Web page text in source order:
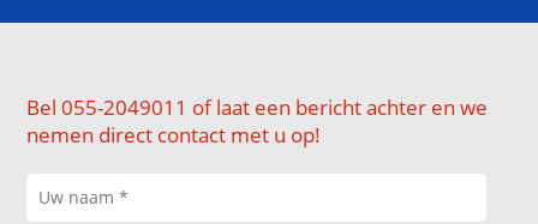
Bel 055-2049011 of laat een bericht achter en we
nemen direct contact met u op!